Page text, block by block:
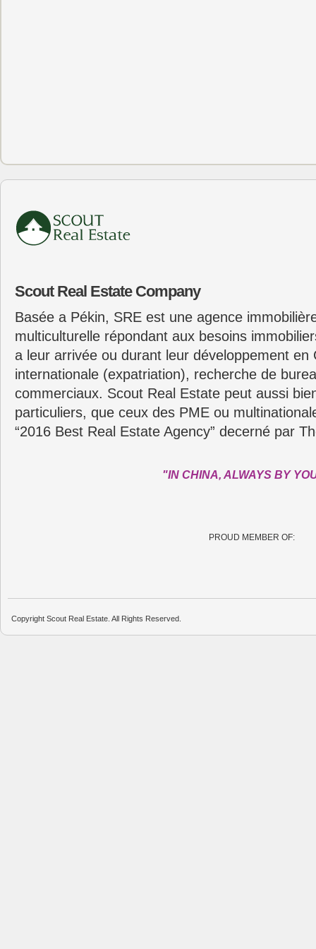
Scout Real Estate Company
Basée a Pékin, SRE est une agence
multiculturelle répondant aux besoins
a leur arrivée ou durant leur développement en
internationale (expatriation), recherche de
commerciaux. Scout Real Estate peut aussi
particuliers, que ceux des PME ou
“2016 Best Real Estate Agency” decerné par
"IN CHINA, ALWAYS BY
PROUD MEMBER OF:
Copyright Scout Real Estate. All Rights Reserved.